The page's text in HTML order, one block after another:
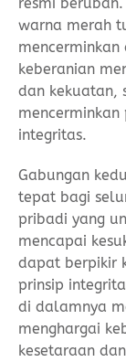
warna merah
keberanian
dan kekuatan,
integritas.
Gabungan
tepat bagi
pribadi yang
mencapai
dapat berpikir
prinsip
di dalamnya
menghargai
kesetaraan